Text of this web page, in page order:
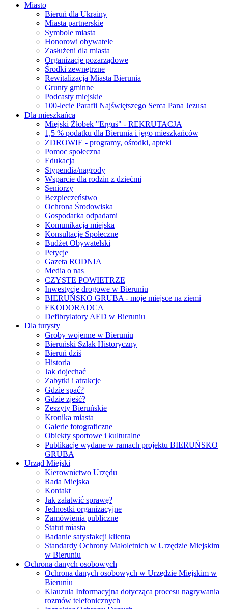
Miasto
Bieruń dla Ukrainy
Miasta partnerskie
Symbole miasta
Honorowi obywatele
Zasłużeni dla miasta
Organizacje pozarządowe
Środki zewnętrzne
Rewitalizacja Miasta Bierunia
Grunty gminne
Podcasty miejskie
100-lecie Parafii Najświętszego Serca Pana Jezusa
Dla mieszkańca
Miejski Żłobek "Erguś" - REKRUTACJA
1,5 % podatku dla Bierunia i jego mieszkańców
ZDROWIE - programy, ośrodki, apteki
Pomoc społeczna
Edukacja
Stypendia/nagrody
Wsparcie dla rodzin z dziećmi
Seniorzy
Bezpieczeństwo
Ochrona Środowiska
Gospodarka odpadami
Komunikacja miejska
Konsultacje Społeczne
Budżet Obywatelski
Petycje
Gazeta RODNIA
Media o nas
CZYSTE POWIETRZE
Inwestycje drogowe w Bieruniu
BIERUŃSKO GRUBA - moje miejsce na ziemi
EKODORADCA
Defibrylatory AED w Bieruniu
Dla turysty
Groby wojenne w Bieruniu
Bieruński Szlak Historyczny
Bieruń dziś
Historia
Jak dojechać
Zabytki i atrakcje
Gdzie spać?
Gdzie zjeść?
Zeszyty Bieruńskie
Kronika miasta
Galerie fotograficzne
Obiekty sportowe i kulturalne
Publikacje wydane w ramach projektu BIERUŃSKO
GRUBA
Urząd Miejski
Kierownictwo Urzędu
Rada Miejska
Kontakt
Jak załatwić sprawę?
Jednostki organizacyjne
Zamówienia publiczne
Statut miasta
Badanie satysfakcji klienta
Standardy Ochrony Małoletnich w Urzędzie Miejskim
w Bieruniu
Ochrona danych osobowych
Ochrona danych osobowych w Urzędzie Miejskim w
Bieruniu
Klauzula Informacyjna dotycząca procesu nagrywania
rozmów telefonicznych